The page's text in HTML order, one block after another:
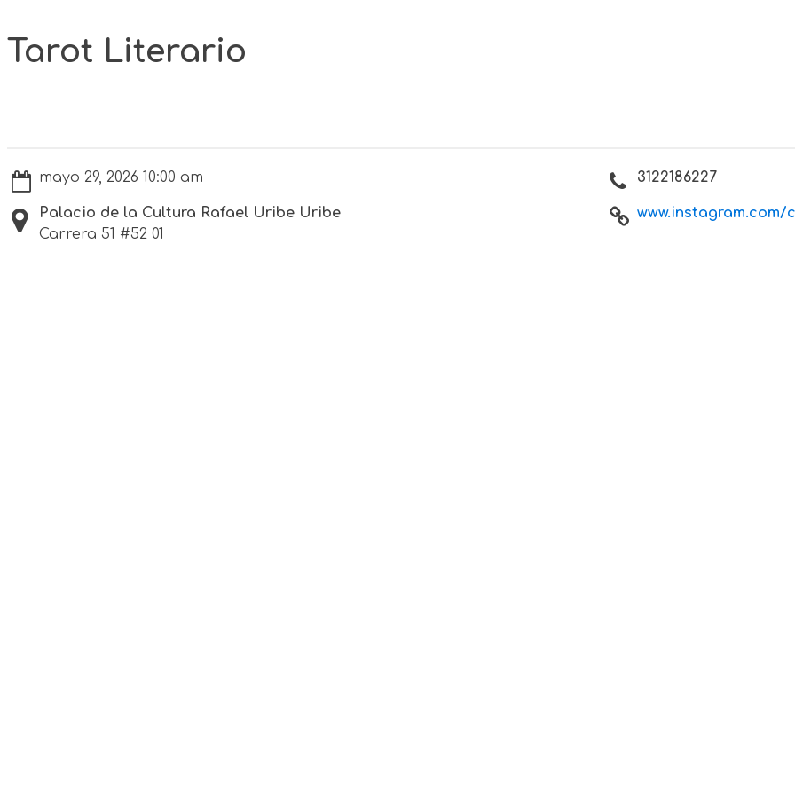
Tarot Literario
mayo 29, 2026 10:00 am
Palacio de la Cultura Rafael Uribe Uribe
Carrera 51 #52 01
3122186227
www.instagram.com/